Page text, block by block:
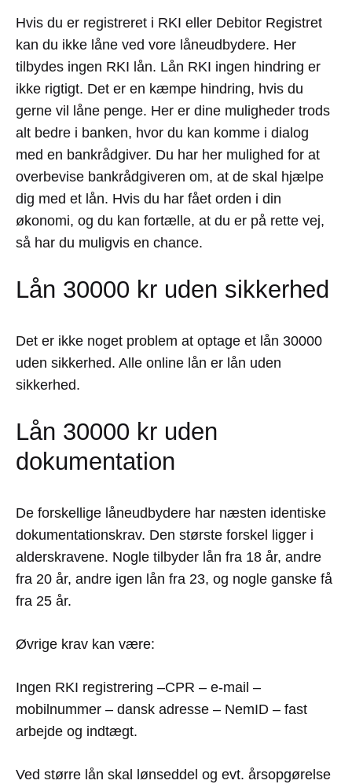
Hvis du er registreret i RKI eller Debitor Registret
kan du ikke låne ved vore låneudbydere. Her
tilbydes ingen RKI lån. Lån RKI ingen hindring er
ikke rigtigt. Det er en kæmpe hindring, hvis du
gerne vil låne penge. Her er dine muligheder trods
alt bedre i banken, hvor du kan komme i dialog
med en bankrådgiver. Du har her mulighed for at
overbevise bankrådgiveren om, at de skal hjælpe
dig med et lån. Hvis du har fået orden i din
økonomi, og du kan fortælle, at du er på rette vej,
så har du muligvis en chance.
Lån 30000 kr uden sikkerhed
Det er ikke noget problem at optage et lån 30000
uden sikkerhed. Alle online lån er lån uden
sikkerhed.
Lån 30000 kr uden
dokumentation
De forskellige låneudbydere har næsten identiske
dokumentationskrav. Den største forskel ligger i
alderskravene. Nogle tilbyder lån fra 18 år, andre
fra 20 år, andre igen lån fra 23, og nogle ganske få
fra 25 år.
Øvrige krav kan være:
Ingen RKI registrering –CPR – e-mail –
mobilnummer – dansk adresse – NemID – fast
arbejde og indtægt.
Ved større lån skal lønseddel og evt. årsopgørelse